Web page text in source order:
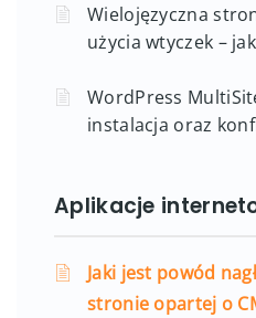
Wielojęzyczna
użycia wtyczek –
WordPress
instalacja oraz
Aplikacje
Jaki jest powód
stronie opartej o